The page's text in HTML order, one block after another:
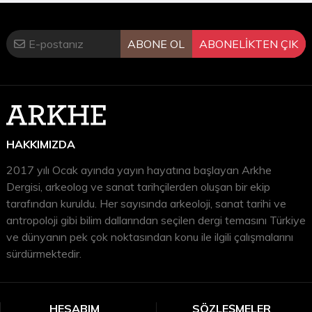
ABONE OL ABONELİKTEN ÇIK
HAKKIMIZDA
2017 yılı Ocak ayında yayın hayatına başlayan Arkhe
Dergisi, arkeolog ve sanat tarihçilerden oluşan bir ekip
tarafından kuruldu. Her sayısında arkeoloji, sanat tarihi ve
antropoloji gibi bilim dallarından seçilen dergi temasını Türkiye
ve dünyanın pek çok noktasından konu ile ilgili çalışmalarını
sürdürmektedir.
HESABIM SÖZLEŞMELER